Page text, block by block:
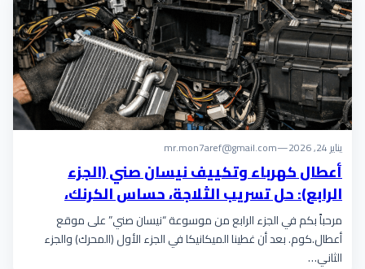
يناير 24, 2026 —
mr.mon7aref@gmail.com
أعطال كهرباء وتكييف نيسان صني (الجزء
الرابع): حل تسريب الثلاجة، حساس الكرنك،
ومراوح التبريد
مرحباً بكم في الجزء الرابع من موسوعة “نيسان صني” على موقع
أعطال.كوم. بعد أن غطينا الميكانيكا في الجزء الأول (المحرك) والجزء
الثاني…